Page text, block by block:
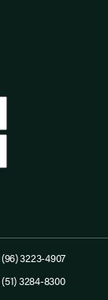
(96) 3223-4907
(51) 3284-8300